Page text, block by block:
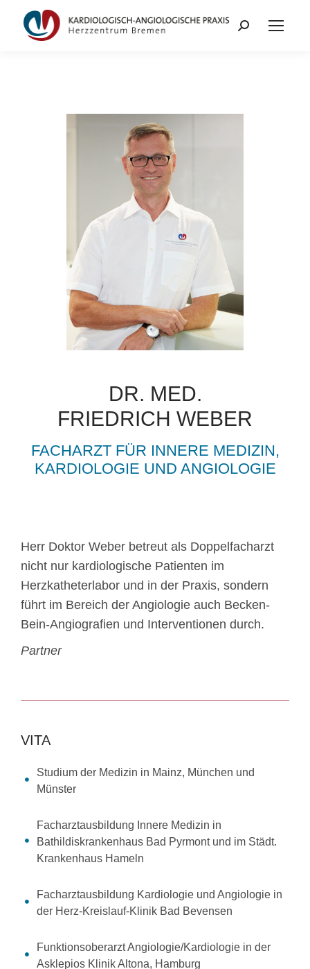
DR. MED.
FRIEDRICH WEBER
FACHARZT FÜR INNERE MEDIZIN,
KARDIOLOGIE UND ANGIOLOGIE
Herr Doktor Weber betreut als Doppelfacharzt
nicht nur kardiologische Patienten im
Herzkatheterlabor und in der Praxis, sondern
führt im Bereich der Angiologie auch Becken-
Bein-Angiografien und Interventionen durch.
Partner
VITA
Studium der Medizin in Mainz, München und
Münster
Facharztausbildung Innere Medizin in
Bathildiskrankenhaus Bad Pyrmont und im Städt.
Krankenhaus Hameln
Facharztausbildung Kardiologie und Angiologie in
der Herz-Kreislauf-Klinik Bad Bevensen
Funktionsoberarzt Angiologie/Kardiologie in der
Asklepios Klinik Altona, Hamburg